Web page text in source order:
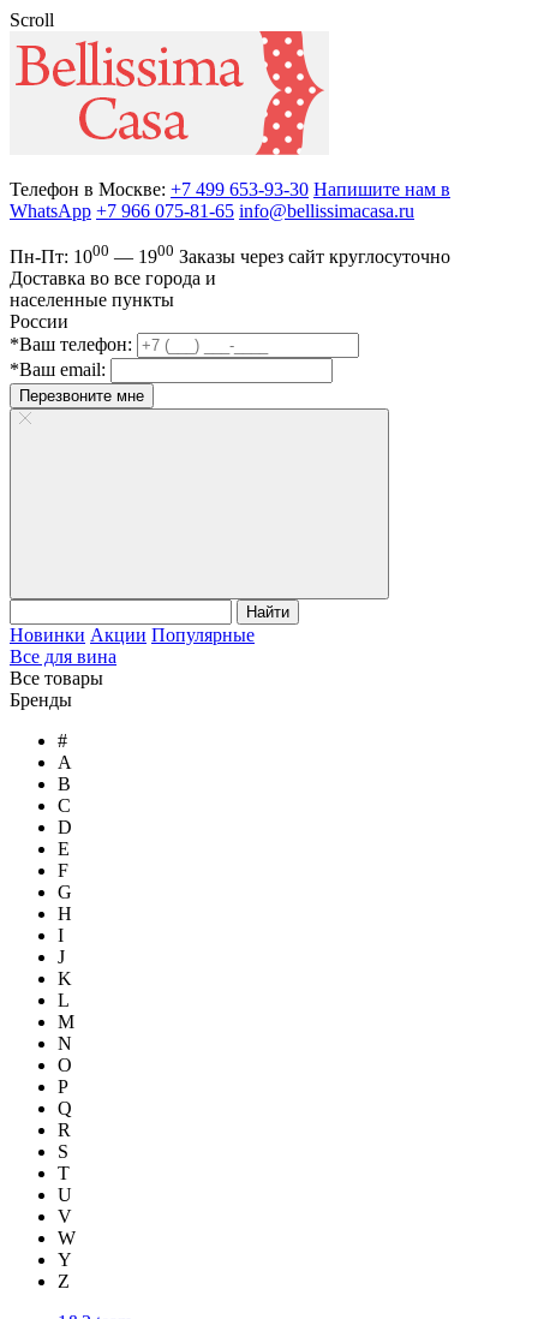
Scroll
Телефон в Москве: +7 499 653-93-30 Напишите нам в
WhatsApp +7 966 075-81-65 info@bellissimacasa.ru
Пн-Пт: 1000 — 1900 Заказы через сайт круглосуточно
Доставка во все города и
населенные пункты
России
*Ваш телефон:
*Ваш email:
Перезвоните мне
Найти
Новинки Акции Популярные
Все для вина
Все товары
Бренды
#
A
B
C
D
E
F
G
H
I
J
K
L
M
N
O
P
Q
R
S
T
U
V
W
Y
Z